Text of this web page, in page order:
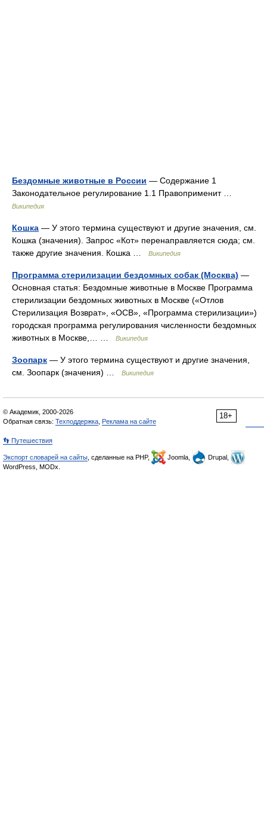
Бездомные животные в России — Содержание 1
Законодательное регулирование 1.1 Правоприменит …
Википедия
Кошка — У этого термина существуют и другие значения, см.
Кошка (значения). Запрос «Кот» перенаправляется сюда; см.
также другие значения. Кошка …
Википедия
Программа стерилизации бездомных собак (Москва) —
Основная статья: Бездомные животные в Москве Программа
стерилизации бездомных животных в Москве («Отлов
Стерилизация Возврат», «ОСВ», «Программа стерилизации»)
городская программа регулирования численности бездомных
животных в Москве,… …
Википедия
Зоопарк — У этого термина существуют и другие значения,
см. Зоопарк (значения) …
Википедия
18+
© Академик, 2000-2026
Обратная связь: Техподдержка Реклама на сайте
👣 Путешествия
Экспорт словарей на сайты , сделанные на PHP, Joomla,
Drupal,
WordPress, MODx.